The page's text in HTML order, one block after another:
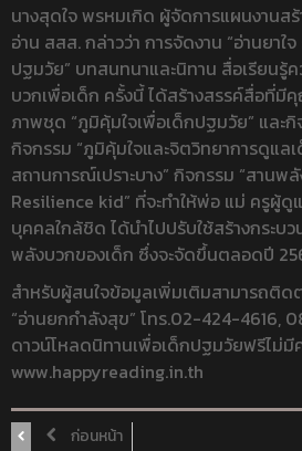
นางสุดใจ พรหมเกิด ผู้จัดการแผนงานส
อ่าน สสส. กล่าวว่า การจัดงาน “อ่านยาใ
ปฐมวัย” บทสนทนาและนิทาน สื่อเรียน
บวกเพื่อเด็ก ครั้งนี้ ได้สร้างสรรค์สื่อที่
ภาพชุด “ภูมิคุ้มใจเพื่อเด็กปฐมวัย” และ
กิจกรรม “ภูมิคุ้มใจและจิตวิทยาการดูแล
สถานการณ์เปราะบาง” กิจกรรม “สานพ
Resilience kid” ที่จะทำให้พ่อ แม่ ครูผู้
บุคคลใกล้ชิด ได้นำไปปรับใช้สร้างกระบ
พลังบวกของเด็ก ซึ่งจะจัดขึ้นตลอดปี
สำหรับผู้สนใจข้อมูลเพิ่มเติมสามารถติ
“อ่านยกกำลังสุข” โทร.02-424-4616,
ดาวน์โหลดนิทานเพื่อเด็กปฐมวัยฟรีไม่มี
www.happyreading.in.th
ก่อนหน้า